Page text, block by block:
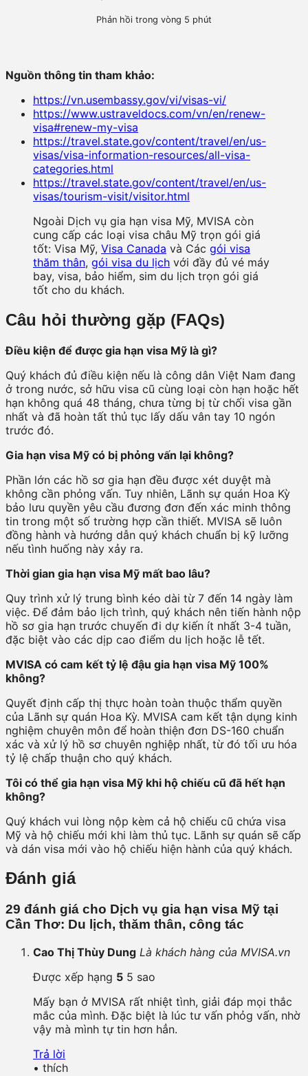
Phản hồi trong vòng 5 phút
Nguồn thông tin tham khảo:
https://vn.usembassy.gov/vi/visas-vi/
https://www.ustraveldocs.com/vn/en/renew-
visa#renew-my-visa
https://travel.state.gov/content/travel/en/us-
visas/visa-information-resources/all-visa-
categories.html
https://travel.state.gov/content/travel/en/us-
visas/tourism-visit/visitor.html
Ngoài Dịch vụ gia hạn visa Mỹ, MVISA còn
cung cấp các loại visa châu Mỹ trọn gói giá
tốt: Visa Mỹ, Visa Canada và Các gói visa
thăm thân, gói visa du lịch với đầy đủ vé máy
bay, visa, bảo hiểm, sim du lịch trọn gói giá
tốt cho du khách.
Câu hỏi thường gặp (FAQs)
Điều kiện để được gia hạn visa Mỹ là gì?
Quý khách đủ điều kiện nếu là công dân Việt Nam đang
ở trong nước, sở hữu visa cũ cùng loại còn hạn hoặc hết
hạn không quá 48 tháng, chưa từng bị từ chối visa gần
nhất và đã hoàn tất thủ tục lấy dấu vân tay 10 ngón
trước đó.
Gia hạn visa Mỹ có bị phỏng vấn lại không?
Phần lớn các hồ sơ gia hạn đều được xét duyệt mà
không cần phỏng vấn. Tuy nhiên, Lãnh sự quán Hoa Kỳ
bảo lưu quyền yêu cầu đương đơn đến xác minh thông
tin trong một số trường hợp cần thiết. MVISA sẽ luôn
đồng hành và hướng dẫn quý khách chuẩn bị kỹ lưỡng
nếu tình huống này xảy ra.
Thời gian gia hạn visa Mỹ mất bao lâu?
Quy trình xử lý trung bình kéo dài từ 7 đến 14 ngày làm
việc. Để đảm bảo lịch trình, quý khách nên tiến hành nộp
hồ sơ gia hạn trước chuyến đi dự kiến ít nhất 3-4 tuần,
đặc biệt vào các dịp cao điểm du lịch hoặc lễ tết.
MVISA có cam kết tỷ lệ đậu gia hạn visa Mỹ 100%
không?
Quyết định cấp thị thực hoàn toàn thuộc thẩm quyền
của Lãnh sự quán Hoa Kỳ. MVISA cam kết tận dụng kinh
nghiệm chuyên môn để hoàn thiện đơn DS-160 chuẩn
xác và xử lý hồ sơ chuyên nghiệp nhất, từ đó tối ưu hóa
tỷ lệ chấp thuận cho quý khách.
Tôi có thể gia hạn visa Mỹ khi hộ chiếu cũ đã hết hạn
không?
Quý khách vui lòng nộp kèm cả hộ chiếu cũ chứa visa
Mỹ và hộ chiếu mới khi làm thủ tục. Lãnh sự quán sẽ cấp
và dán visa mới vào hộ chiếu hiện hành của quý khách.
Đánh giá
29 đánh giá cho Dịch vụ gia hạn visa Mỹ tại
Cần Thơ: Du lịch, thăm thân, công tác
Cao Thị Thùy Dung Là khách hàng của MVISA.vn
Được xếp hạng 5 5 sao
Mấy bạn ở MVISA rất nhiệt tình, giải đáp mọi thắc
mắc của mình. Đặc biệt là lúc tư vấn phỏg vấn, nhờ
vậy mà mình tự tin hơn hẳn.
Trả lời
• thích